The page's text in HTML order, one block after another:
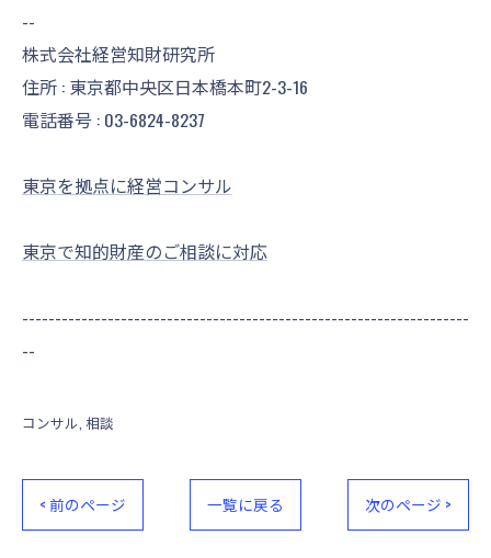
--
株式会社経営知財研究所
住所 : 東京都中央区日本橋本町2-3-16
電話番号 : 03-6824-8237
東京を拠点に経営コンサル
東京で知的財産のご相談に対応
--------------------------------------------------------------------
--
コンサル 相談
< 前のページ 一覧に戻る 次のページ >